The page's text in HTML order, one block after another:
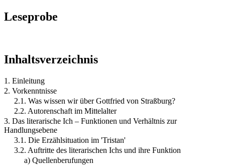
Leseprobe
Inhaltsverzeichnis
1. Einleitung
2. Vorkenntnisse
2.1. Was wissen wir über Gottfried von Straßburg?
2.2. Autorenschaft im Mittelalter
3. Das literarische Ich – Funktionen und Verhältnis zur
Handlungsebene
3.1. Die Erzählsituation im 'Tristan'
3.2. Auftritte des literarischen Ichs und ihre Funktion
a) Quellenberufungen